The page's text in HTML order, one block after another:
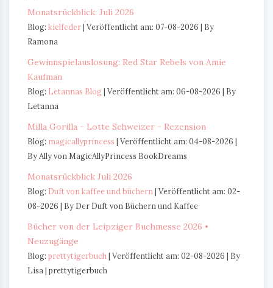
Monatsrückblick: Juli 2026
Blog: kielfeder Veröffentlicht am: 07-08-2026
By
Ramona
Gewinnspielauslosung: Red Star Rebels von Amie
Kaufman
Blog: Letannas Blog Veröffentlicht am: 06-08-2026
By
Letanna
Milla Gorilla - Lotte Schweizer - Rezension
Blog: magicallyprincess
Veröffentlicht am: 04-08-2026
By Ally von MagicAllyPrincess BookDreams
Monatsrückblick Juli 2026
Blog: Duft von kaffee und büchern
Veröffentlicht am: 02-
08-2026
By Der Duft von Büchern und Kaffee
Bücher von der Leipziger Buchmesse 2026 •
Neuzugänge
Blog: prettytigerbuch Veröffentlicht am: 02-08-2026
By
Lisa | prettytigerbuch